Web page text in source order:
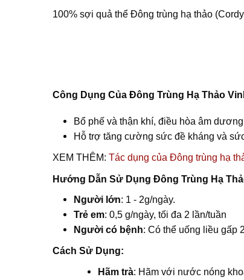
100% sợi quả thể Đông trùng hạ thảo
Công Dụng Của Đông Trùng Hạ Thảo
Bổ phế và thận khí, điều hòa âm
Hỗ trợ tăng cường sức đề kháng và
XEM THÊM: Tác dụng của Đông trùng hạ
Hướng Dẫn Sử Dụng Đông Trùng Hạ
Người lớn: 1 - 2g/ngày.
Trẻ em: 0,5 g/ngày, tối đa 2 lần/tuần
Người có bệnh: Có thể uống liều gấp
Cách Sử Dụng:
Hãm trà: Hãm với nước nóng